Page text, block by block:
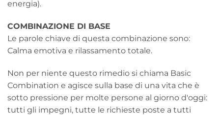
energia).
COMBINAZIONE DI BASE
Le parole chiave di questa combinazione sono:
Calma emotiva e rilassamento totale.
Non per niente questo rimedio si chiama Basic
Combination e agisce sulla base di una vita che è
sotto pressione per molte persone al giorno d'oggi:
tutti gli impegni, tutte le richieste poste a tutti